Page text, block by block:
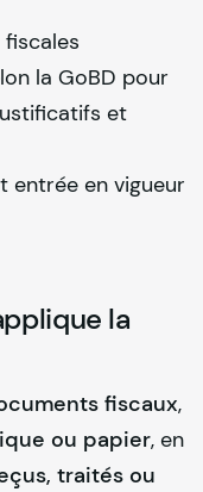
la GoBD pour
et
entrée en vigueur
la
fiscaux,
ou papier, en
traités ou